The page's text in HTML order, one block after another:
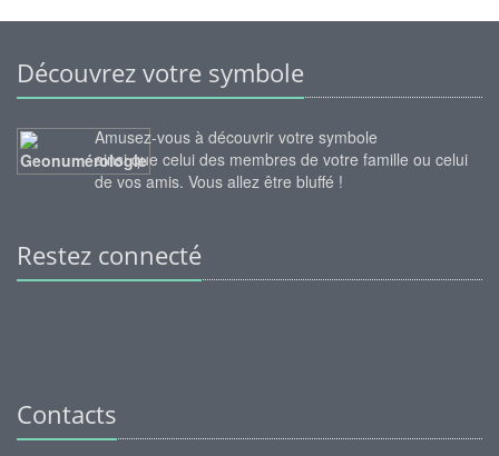
Découvrez votre symbole
Amusez-vous à découvrir votre symbole
ainsi que celui des membres de votre famille ou celui
de vos amis. Vous allez être bluffé !
Restez connecté
Contacts